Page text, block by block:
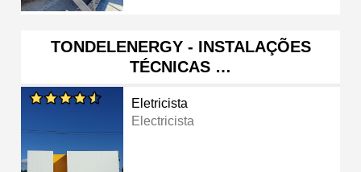
TONDELENERGY - INSTALAÇÕES
TÉCNICAS …
Eletricista
Electricista